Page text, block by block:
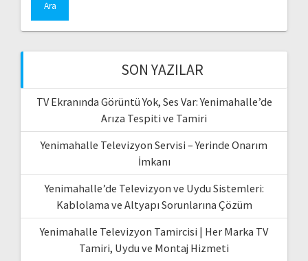
SON YAZILAR
TV Ekranında Görüntü Yok, Ses Var: Yenimahalle’de
Arıza Tespiti ve Tamiri
Yenimahalle Televizyon Servisi – Yerinde Onarım
İmkanı
Yenimahalle’de Televizyon ve Uydu Sistemleri:
Kablolama ve Altyapı Sorunlarına Çözüm
Yenimahalle Televizyon Tamircisi | Her Marka TV
Tamiri, Uydu ve Montaj Hizmeti